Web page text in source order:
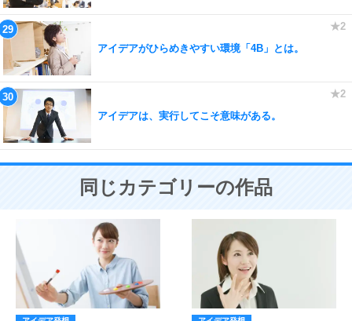
アイデアがひらめきやすい環境「4B」とは。
アイデアは、実行してこそ意味がある。
同じカテゴリーの作品